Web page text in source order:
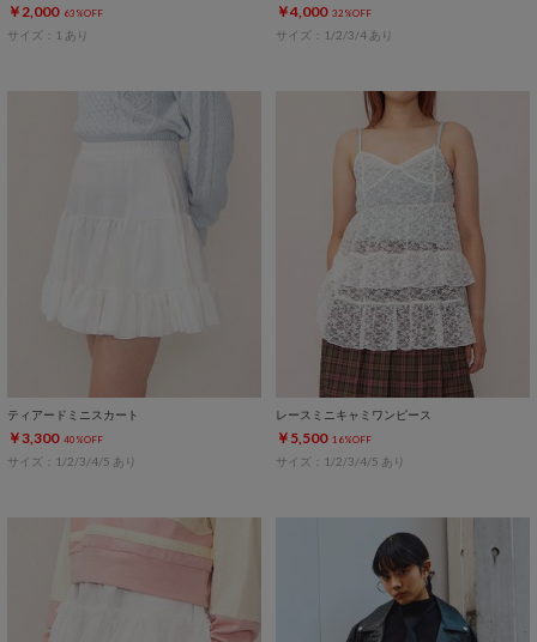
￥2,000 63%OFF
サイズ：1 あり
￥4,000 32%OFF
サイズ：1/2/3/4 あり
ティアードミニスカート
￥3,300 40%OFF
サイズ：1/2/3/4/5 あり
レースミニキャミワンピース
￥5,500 16%OFF
サイズ：1/2/3/4/5 あり